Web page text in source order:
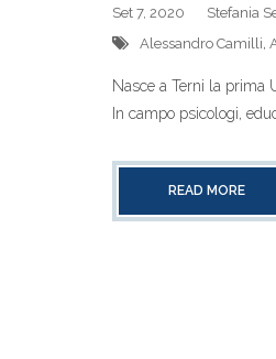
Set 7, 2020 Stefania
Alessandro Camilli,
Nasce a Terni la prima
In campo psicologi,
READ MORE